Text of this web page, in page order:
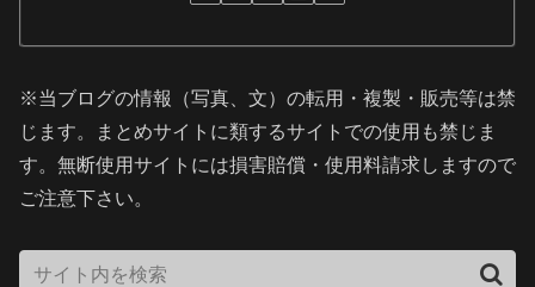
※当ブログの情報（写真、文）の転用・複製・販売等は禁
じます。まとめサイトに類するサイトでの使用も禁じま
す。無断使用サイトには損害賠償・使用料請求しますので
ご注意下さい。